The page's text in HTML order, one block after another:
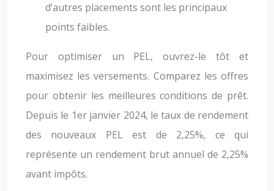
d’autres placements sont les principaux
points faibles.
Pour optimiser un PEL, ouvrez-le tôt et
maximisez les versements. Comparez les offres
pour obtenir les meilleures conditions de prêt.
Depuis le 1er janvier 2024, le taux de rendement
des nouveaux PEL est de 2,25%, ce qui
représente un rendement brut annuel de 2,25%
avant impôts.